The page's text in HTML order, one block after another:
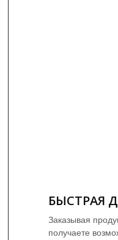
Заказывая
получаете
БЫСТРАЯ